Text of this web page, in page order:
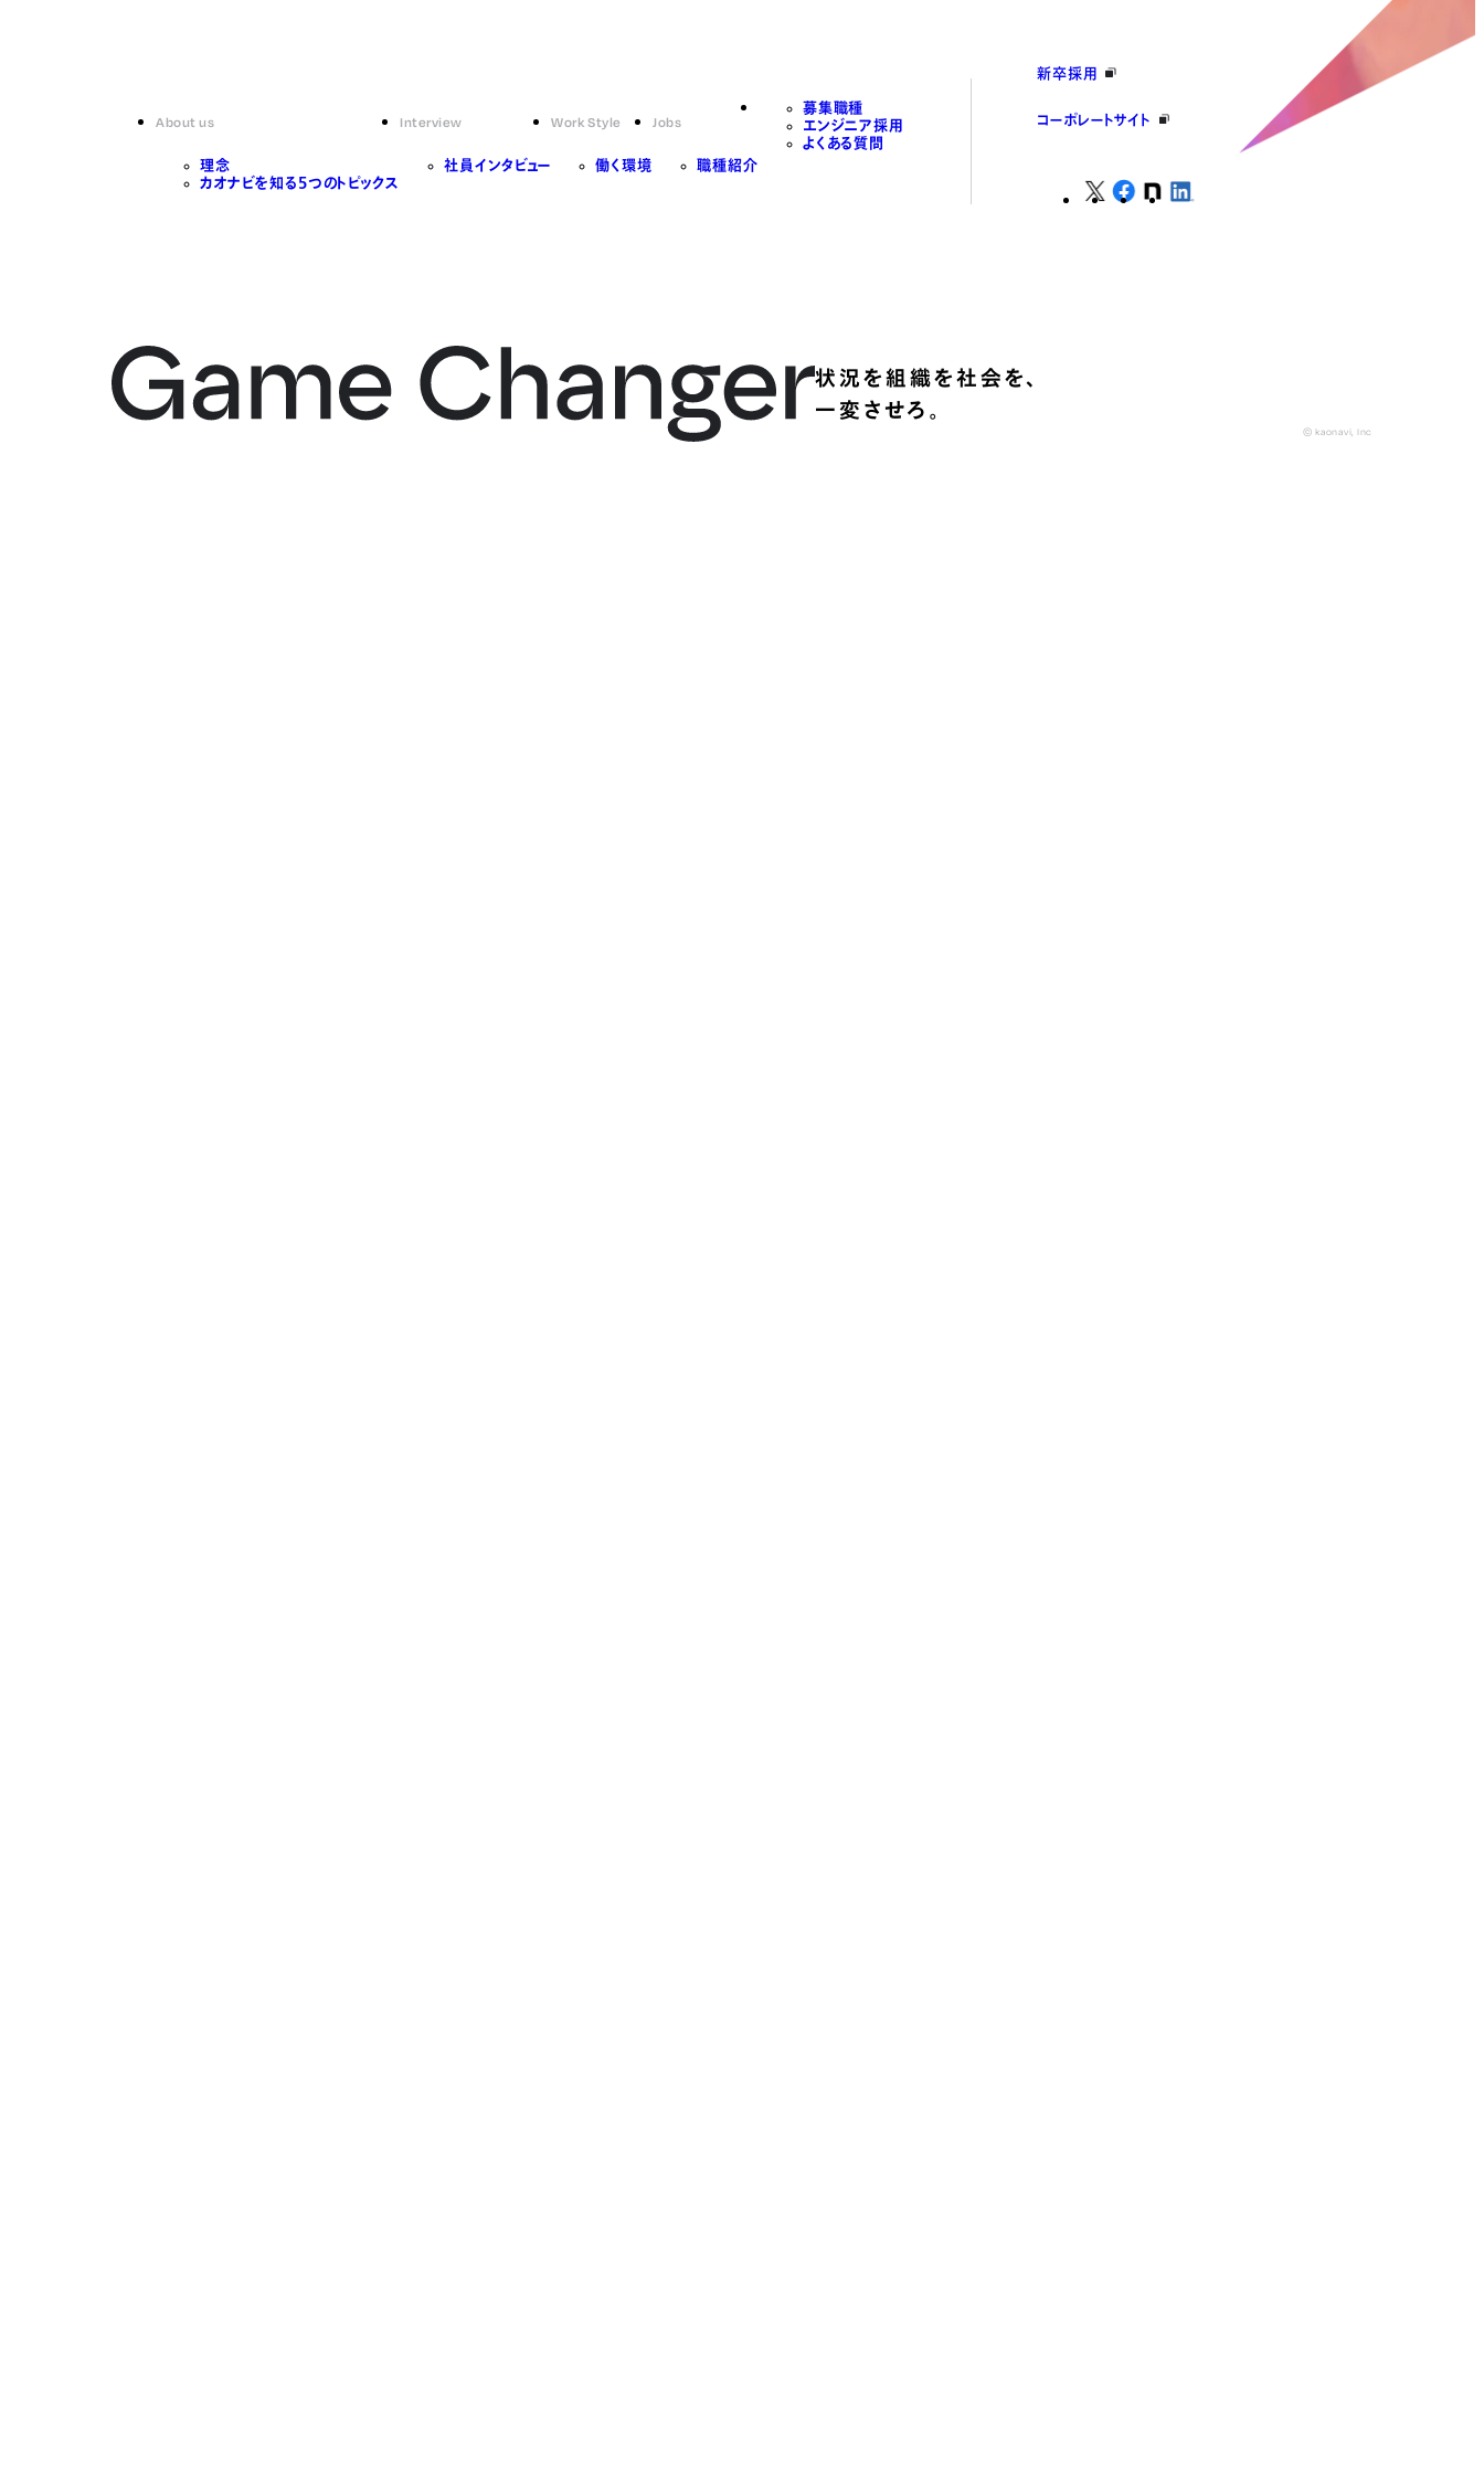
About us
理念
カオナビを知る5つのトピックス
Interview
社員インタビュー
Work Style
働く環境
Jobs
職種紹介
募集職種
エンジニア採用
よくある質問
新卒採用
コーポレートサイト
状況を組織を社会を、
一変させろ。
© kaonavi, Inc